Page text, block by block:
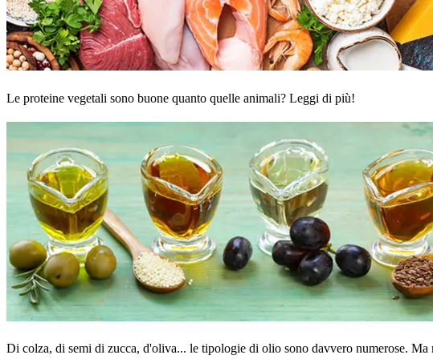
Le proteine vegetali sono buone quanto quelle animali? Leggi di più!
Di colza, di semi di zucca, d'oliva... le tipologie di olio sono davvero numerose.